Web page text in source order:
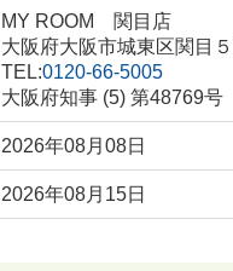
MY ROOM 関目店
大阪府大阪市城東区関目
TEL:0120-66-5005
大阪府知事 (5) 第48769号
2026年08月08日
2026年08月15日